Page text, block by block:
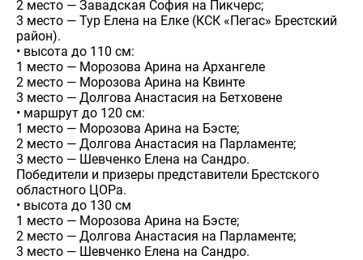
2 место — Завадская София на Пикчерс;
3 место — Тур Елена на Елке (КСК «Пегас» Брестский
район).
• высота до 110 см:
1 место — Морозова Арина на Архангеле
2 место — Морозова Арина на Квинте
3 место — Долгова Анастасия на Бетховене
• маршрут до 120 см:
1 место — Морозова Арина на Бэсте;
2 место — Долгова Анастасия на Парламенте;
3 место — Шевченко Елена на Сандро.
Победители и призеры представители Брестского
областного ЦОРа.
• высота до 130 см
1 место — Морозова Арина на Бэсте;
2 место — Долгова Анастасия на Парламенте;
3 место — Шевченко Елена на Сандро.